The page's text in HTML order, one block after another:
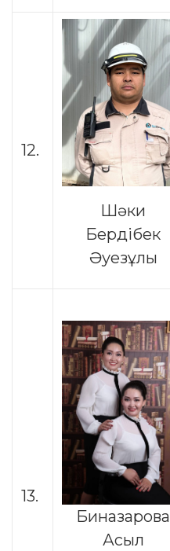
12.
Шәки
Бердібек
Әуезұлы
13.
Биназарова
Асыл